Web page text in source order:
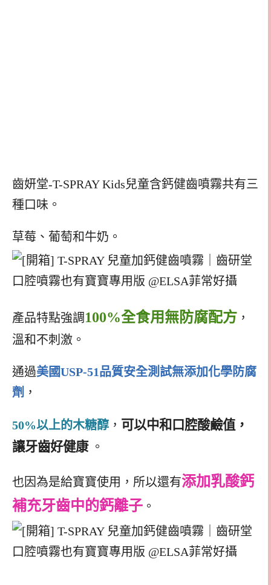
齒妍堂-T-SPRAY Kids兒童含鈣健齒噴霧共有三
種口味。
草莓、葡萄和牛奶。
產品特點強調100%全食用無防腐配方 ，
溫和不刺激。
通過美國USP-51品質安全測試無添加化學防腐
劑 ，
50%以上的木糖醇 ， 可以中和口腔酸鹼值，
讓牙齒好健康 。
也因為是給寶寶使用，所以還有添加乳酸鈣
補充牙齒中的鈣離子 。